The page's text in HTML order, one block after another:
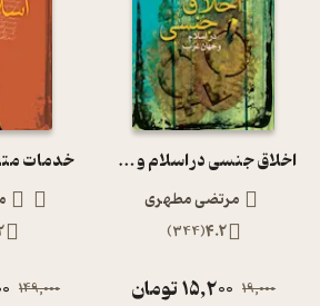
اخلاق جنسی در اسلام و جهان غرب
مرتضی مطهری
4.2
(
344
)
19,000
15,200تومان 149,000